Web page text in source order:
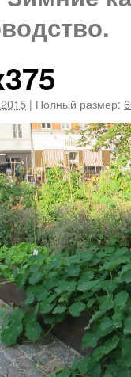
| Полный размер: